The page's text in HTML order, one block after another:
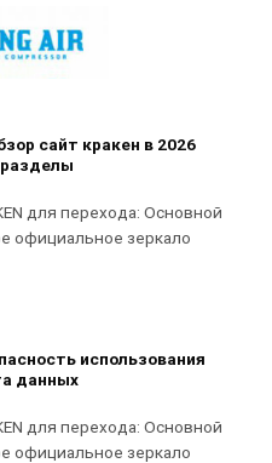
сайт кракен в 2026
разделы
для перехода: Основной
официальное зеркало
использования
данных
для перехода: Основной
официальное зеркало